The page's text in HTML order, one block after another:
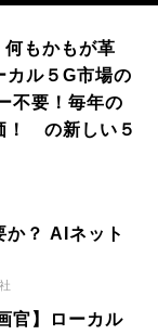
何もかもが革
カル５G市場の
不要！毎年の
！ の新しい５
か？ AIネット
官】ローカル